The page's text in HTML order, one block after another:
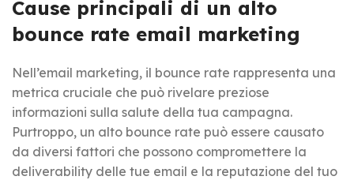
Cause principali di un alto
bounce rate email marketing
Nell’email marketing, il bounce rate rappresenta una
metrica cruciale che può rivelare preziose
informazioni sulla salute della tua campagna.
Purtroppo, un alto bounce rate può essere causato
da diversi fattori che possono compromettere la
deliverability delle tue email e la reputazione del tuo